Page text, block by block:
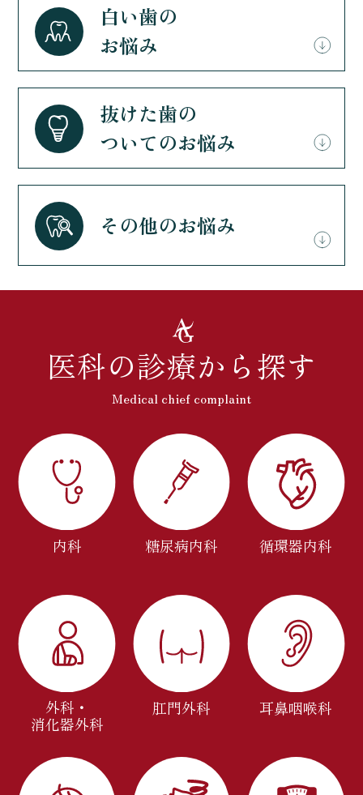
白い歯の
お悩み
抜けた歯の
ついてのお悩み
その他のお悩み
医科の診療から探す
Medical chief complaint
内科 糖尿病内科 循環器内科
外科・
消化器外科
肛門外科 耳鼻咽喉科